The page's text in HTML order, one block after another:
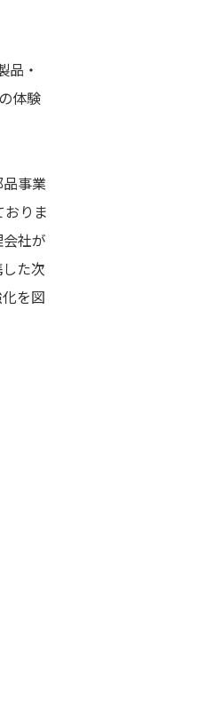
品・
体験
事業
りま
社が
た次
を図